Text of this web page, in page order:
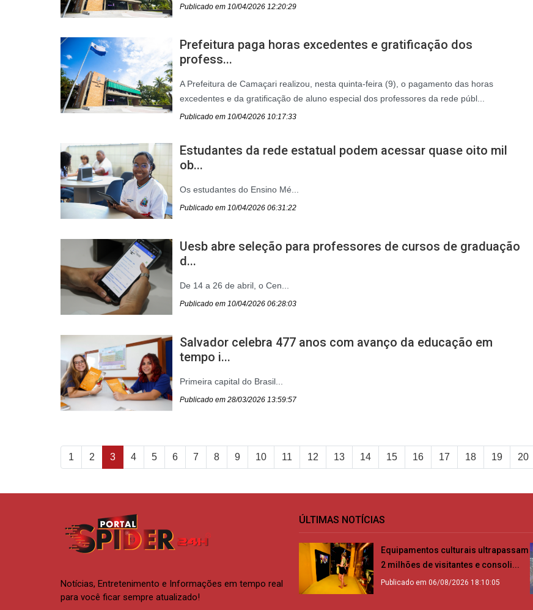
Publicado em 10/04/2026 12:20:29
Prefeitura paga horas excedentes e gratificação dos
profess...
A Prefeitura de Camaçari realizou, nesta quinta-feira (9), o pagamento das horas
excedentes e da gratificação de aluno especial dos professores da rede públ...
Publicado em 10/04/2026 10:17:33
Estudantes da rede estatual podem acessar quase oito mil
ob...
Os estudantes do Ensino Mé...
Publicado em 10/04/2026 06:31:22
Uesb abre seleção para professores de cursos de graduação
d...
De 14 a 26 de abril, o Cen...
Publicado em 10/04/2026 06:28:03
Salvador celebra 477 anos com avanço da educação em
tempo i...
Primeira capital do Brasil...
Publicado em 28/03/2026 13:59:57
1 2 3 4 5 6 7 8 9 10 11 12 13 14 15 16 17 18 19 20
Notícias, Entretenimento e Informações em tempo real
para você ficar sempre atualizado!
ÚLTIMAS NOTÍCIAS
Equipamentos culturais ultrapassam
2 milhões de visitantes e consoli...
Publicado em 06/08/2026 18:10:05